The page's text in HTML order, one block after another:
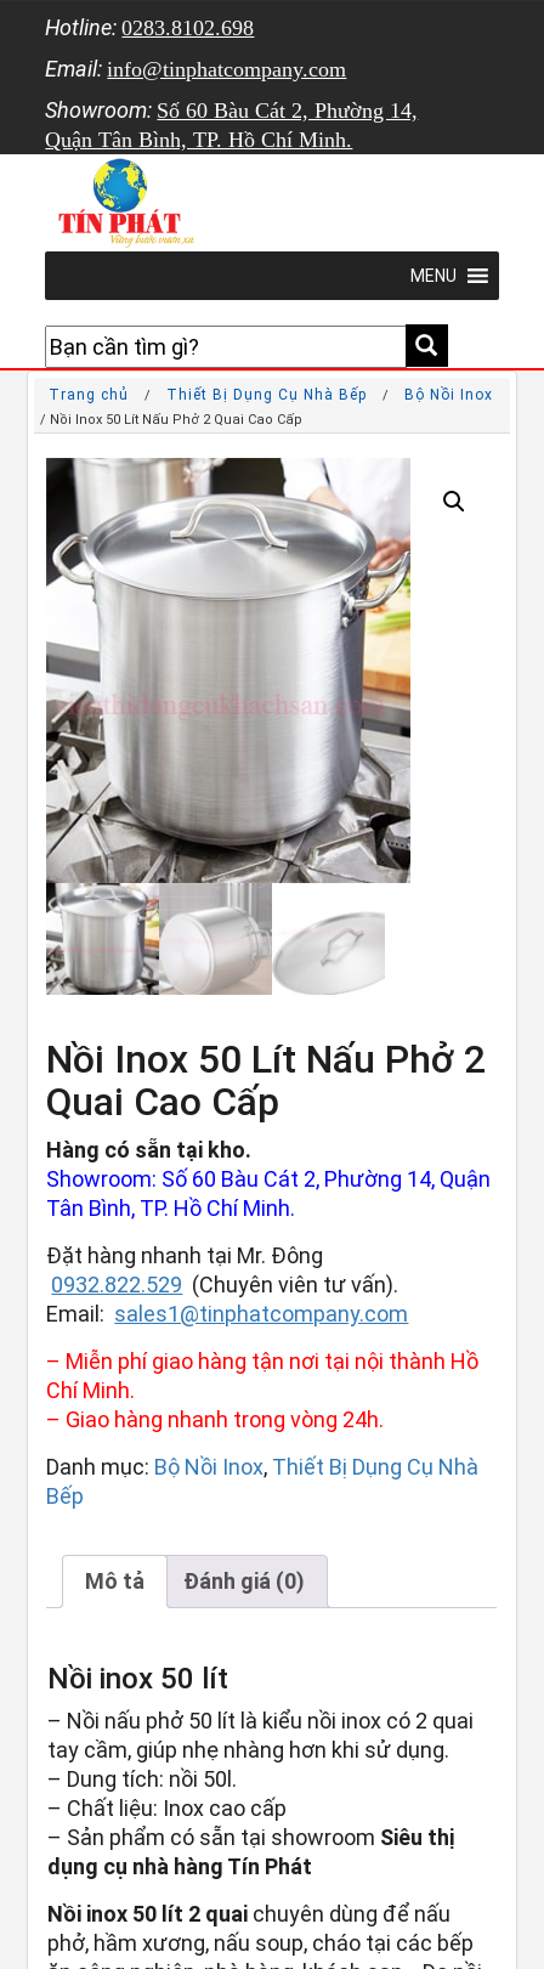
Hotline: 0283.8102.698
Email: info@tinphatcompany.com
Showroom: Số 60 Bàu Cát 2, Phường 14,
Quận Tân Bình, TP. Hồ Chí Minh.
MENU
Trang chủ / Thiết Bị Dụng Cụ Nhà Bếp / Bộ Nồi Inox
/ Nồi Inox 50 Lít Nấu Phở 2 Quai Cao Cấp
Nồi Inox 50 Lít Nấu Phở 2
Quai Cao Cấp
Hàng có sẵn tại kho.
Showroom: Số 60 Bàu Cát 2, Phường 14, Quận
Tân Bình, TP. Hồ Chí Minh.
Đặt hàng nhanh tại Mr. Đông
0932.822.529 (Chuyên viên tư vấn).
Email: sales1@tinphatcompany.com
– Miễn phí giao hàng tận nơi tại nội thành Hồ
Chí Minh.
– Giao hàng nhanh trong vòng 24h.
Danh mục: Bộ Nồi Inox, Thiết Bị Dụng Cụ Nhà
Bếp
Mô tả Đánh giá (0)
Nồi inox 50 lít
– Nồi nấu phở 50 lít là kiểu nồi inox có 2 quai
tay cầm, giúp nhẹ nhàng hơn khi sử dụng.
– Dung tích: nồi 50l.
– Chất liệu: Inox cao cấp
– Sản phẩm có sẵn tại showroom Siêu thị
dụng cụ nhà hàng Tín Phát
Nồi inox 50 lít 2 quai chuyên dùng để nấu
phở, hầm xương, nấu soup, cháo tại các bếp